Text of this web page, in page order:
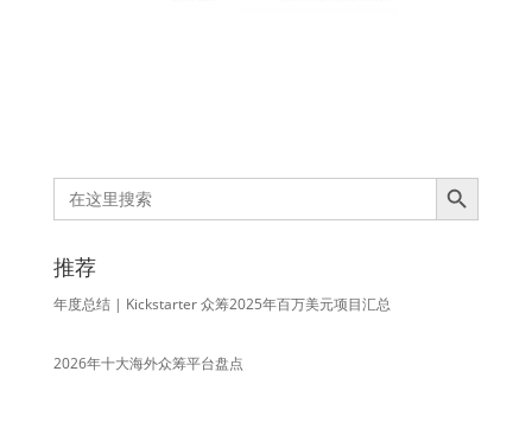
Search
for:
Search Button
推荐
年度总结 | Kickstarter 众筹2025年百万美元项目汇总
2026年十大海外众筹平台盘点